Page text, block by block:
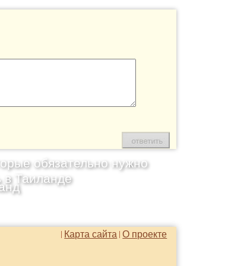
обязательно нужно
в Таиланде
О проекте
Карта сайта